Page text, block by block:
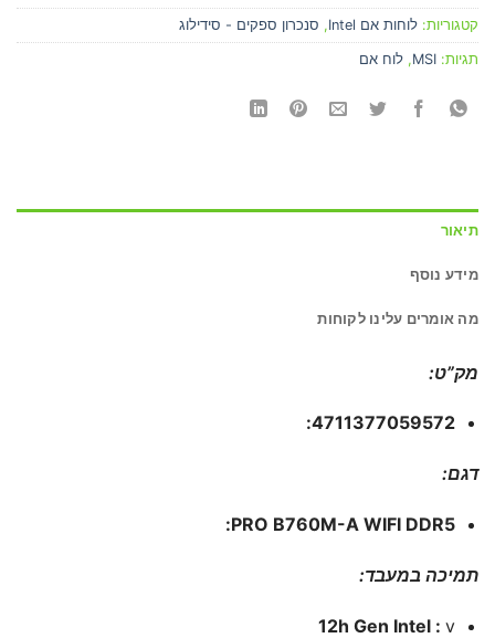
קטגוריות: לוחות אם Intel , סנכרון ספקים - סידילוג
תגיות: MSI
, לוח אם
תיאור
מידע נוסף
מה אומרים עלינו לקוחות
מק”ט:
4711377059572:
דגם:
PRO B760M-A WIFI DDR5:
תמיכה במעבד:
12h Gen Intel :v